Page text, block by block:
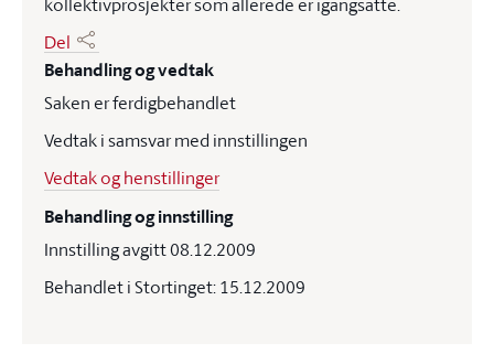
Del
Behandling og vedtak
Saken er ferdigbehandlet
Vedtak i samsvar med innstillingen
Vedtak og henstillinger
Behandling og innstilling
Innstilling avgitt 08.12.2009
Behandlet i Stortinget: 15.12.2009